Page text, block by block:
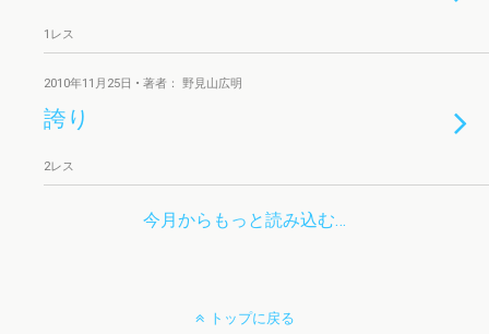
1レス
2010年11月25日 • 著者： 野見山広明
誇り
2レス
今月からもっと読み込む…
トップに戻る